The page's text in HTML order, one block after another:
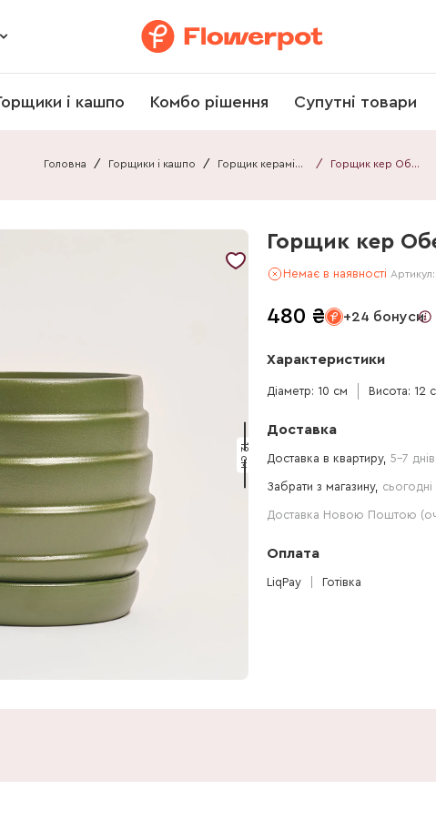
і кашпо Комбо рішення Супутні товари
Головна / Горщики і кашпо / Горщик керамічний / Горщик кер Оберт Горизонталь мат оливка
12 см
Горщик кер
Немає в наявності Артикул:
480 ₴ +24 бонуси
Характеристики
Діаметр: 10 см Висота: 12
Доставка
Доставка в квартиру, 5-7 днів
Забрати з магазину,
Доставка Новою Поштою
Оплата
LiqPay Готівка